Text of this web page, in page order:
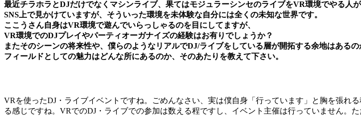
最近チラホラとDJだけでなくマシンライブ、果てはモジュラーシンセのライブをVR環境でやる人
SNS上で見かけていますが、そういった環境を未体験な自分には全くの未知な世界です。
ここうさん自身はVR環境で遊んでいらっしゃるのを目にしてますが、
VR環境でのDJプレイやパーティオーガナイズの経験はお有りでしょうか？
またそのシーンの将来性や、僕らのようなリアルでDJ/ライブをしている層が開拓する余地はあるの
フィールドとしての魅力はどんな所にあるのか、そのあたりを教えて下さい。
VRを使ったDJ・ライブイベントですね。ごめんなさい、実は僕自身「行っています」と胸を張れ
る感じですね。VRでのDJ・ライブでの参加は数える程ですし、イベント主催は行っていません。